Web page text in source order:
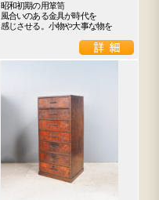
昭和初期の用箪笥
風合いのある金具が時代を
感じさせる。小物や大事な物を